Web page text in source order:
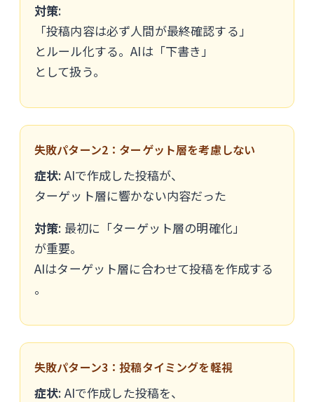
対策:
「投稿内容は必ず人間が最終確認する」
とルール化する。AIは「下書き」
として扱う。
失敗パターン2：ターゲット層を考慮しない
症状: AIで作成した投稿が、
ターゲット層に響かない内容だった
対策: 最初に「ターゲット層の明確化」
が重要。
AIはターゲット層に合わせて投稿を作成する
。
失敗パターン3：投稿タイミングを軽視
症状: AIで作成した投稿を、